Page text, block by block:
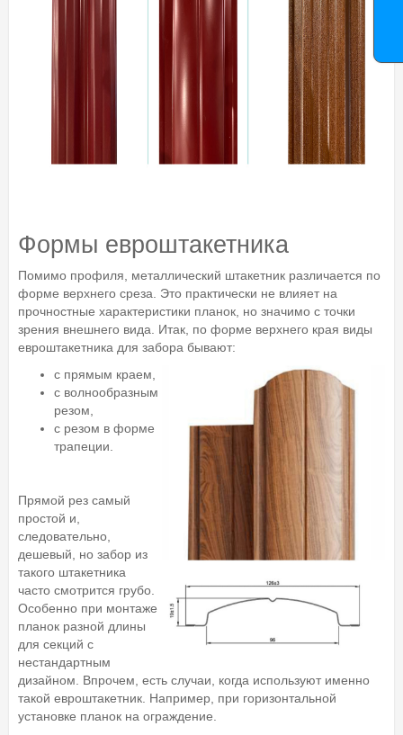
Формы евроштакетника
Помимо профиля, металлический штакетник различается по
форме верхнего среза. Это практически не влияет на
прочностные характеристики планок, но значимо с точки
зрения внешнего вида. Итак, по форме верхнего края виды
евроштакетника для забора бывают:
с прямым краем,
с волнообразным
резом,
с резом в форме
трапеции.
Прямой рез самый
простой и,
следовательно,
дешевый, но забор из
такого штакетника
часто смотрится грубо.
Особенно при монтаже
планок разной длины
для секций с
нестандартным
дизайном. Впрочем, есть случаи, когда используют именно
такой евроштакетник. Например, при горизонтальной
установке планок на ограждение.